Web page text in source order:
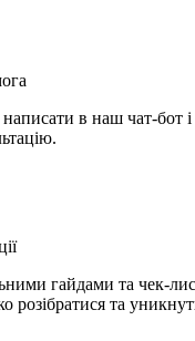
в наш чат-бот
гайдами та чек-
розібратися та